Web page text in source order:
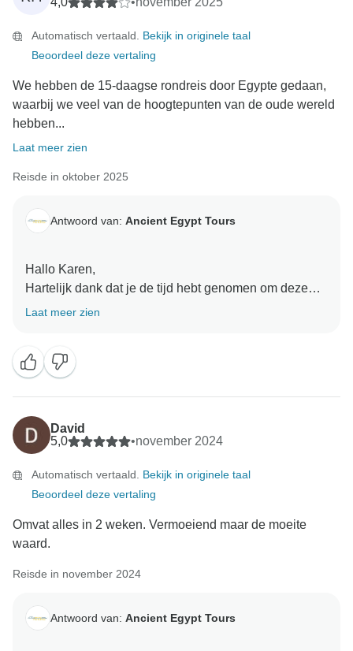
Automatisch vertaald. Bekijk in originele taal
Beoordeel deze vertaling
We hebben de 15-daagse rondreis door Egypte gedaan,
waarbij we veel van de hoogtepunten van de oude wereld
hebben...
Laat meer zien
Reisde in oktober 2025
Antwoord van: Ancient Egypt Tours
Hallo Karen,
Hartelijk dank dat je de tijd hebt genomen om deze
mooie recensie te schrijven. Je woorden hebben ons
Vriendelijke Groeten
Laat meer zien
David
5,0
•november 2024
Automatisch vertaald. Bekijk in originele taal
Beoordeel deze vertaling
Omvat alles in 2 weken. Vermoeiend maar de moeite
waard.
Reisde in november 2024
Antwoord van: Ancient Egypt Tours